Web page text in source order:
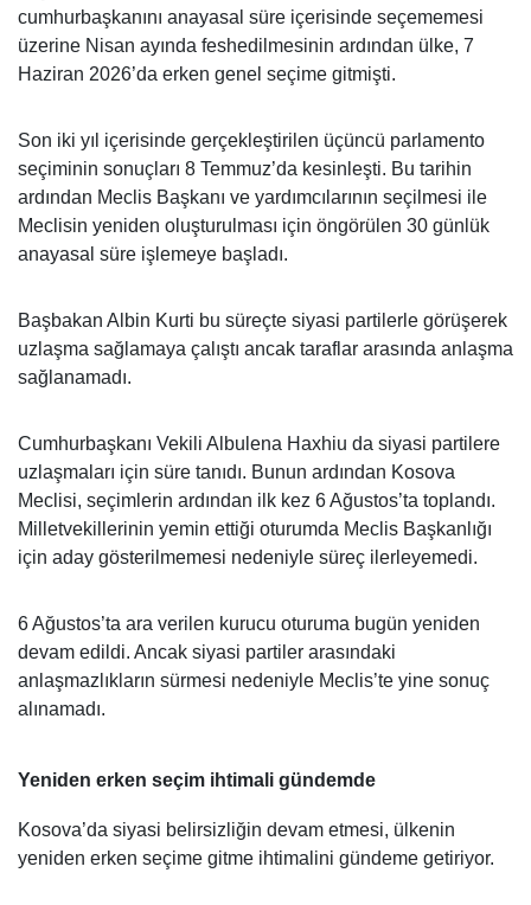
cumhurbaşkanını anayasal süre içerisinde seçememesi
üzerine Nisan ayında feshedilmesinin ardından ülke, 7
Haziran 2026’da erken genel seçime gitmişti.
Son iki yıl içerisinde gerçekleştirilen üçüncü parlamento
seçiminin sonuçları 8 Temmuz’da kesinleşti. Bu tarihin
ardından Meclis Başkanı ve yardımcılarının seçilmesi ile
Meclisin yeniden oluşturulması için öngörülen 30 günlük
anayasal süre işlemeye başladı.
Başbakan Albin Kurti bu süreçte siyasi partilerle görüşerek
uzlaşma sağlamaya çalıştı ancak taraflar arasında anlaşma
sağlanamadı.
Cumhurbaşkanı Vekili Albulena Haxhiu da siyasi partilere
uzlaşmaları için süre tanıdı. Bunun ardından Kosova
Meclisi, seçimlerin ardından ilk kez 6 Ağustos’ta toplandı.
Milletvekillerinin yemin ettiği oturumda Meclis Başkanlığı
için aday gösterilmemesi nedeniyle süreç ilerleyemedi.
6 Ağustos’ta ara verilen kurucu oturuma bugün yeniden
devam edildi. Ancak siyasi partiler arasındaki
anlaşmazlıkların sürmesi nedeniyle Meclis’te yine sonuç
alınamadı.
Yeniden erken seçim ihtimali gündemde
Kosova’da siyasi belirsizliğin devam etmesi, ülkenin
yeniden erken seçime gitme ihtimalini gündeme getiriyor.